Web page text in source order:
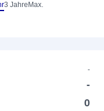
3 Jahre Max.
-
-
0